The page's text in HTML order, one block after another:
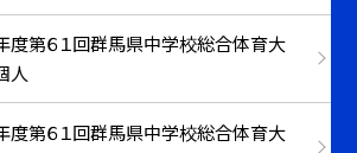
度第６１回群馬県中学校総合体育大
人
度第６１回群馬県中学校総合体育大